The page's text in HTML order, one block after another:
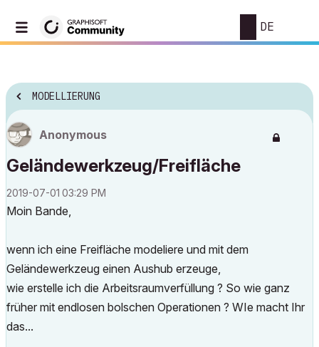
DE
MODELLIERUNG
Anonymous
Geländewerkzeug/Freifläche
‎2019-07-01 03:29 PM
Moin Bande,
wenn ich eine Freifläche modeliere und mit dem
Geländewerkzeug einen Aushub erzeuge,
wie erstelle ich die Arbeitsraumverfüllung ? So wie ganz
früher mit endlosen bolschen Operationen ? WIe macht Ihr
das...